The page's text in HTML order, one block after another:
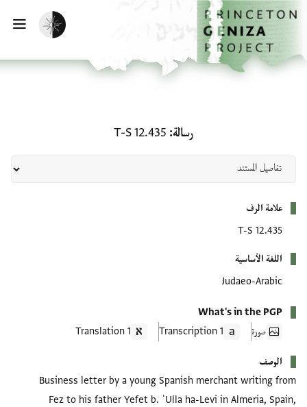
إلى المحتوى الرئيسي
الرئيسية
تفعيل الوضع المظلم
رسالة T-S 12.435
علامة الرف
T-S 12.435
اللغة الأساسية
Judaeo-Arabic
What's in the PGP
صورة
1 Transcription
1 Translation
الوصف
Business letter by a young Spanish merchant writing from
Fez to his father Yefet b. ʿUlla ha-Levi in Almeria, Spain,